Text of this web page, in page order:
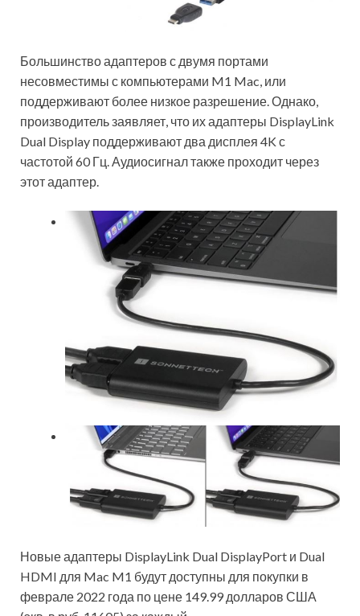
Большинство адаптеров с двумя портами
несовместимы с компьютерами M1 Mac, или
поддерживают более низкое разрешение. Однако,
производитель заявляет, что их адаптеры DisplayLink
Dual Display поддерживают два дисплея 4K с
частотой 60 Гц. Аудиосигнал также проходит через
этот адаптер.
Новые адаптеры DisplayLink Dual DisplayPort и Dual
HDMI для Mac M1 будут доступны для покупки в
феврале 2022 года по цене 149.99 долларов США